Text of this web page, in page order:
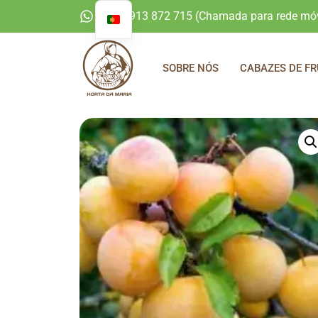
+351 913 872 715 (Chamada para rede
SOBRE NÓS CABAZES DE